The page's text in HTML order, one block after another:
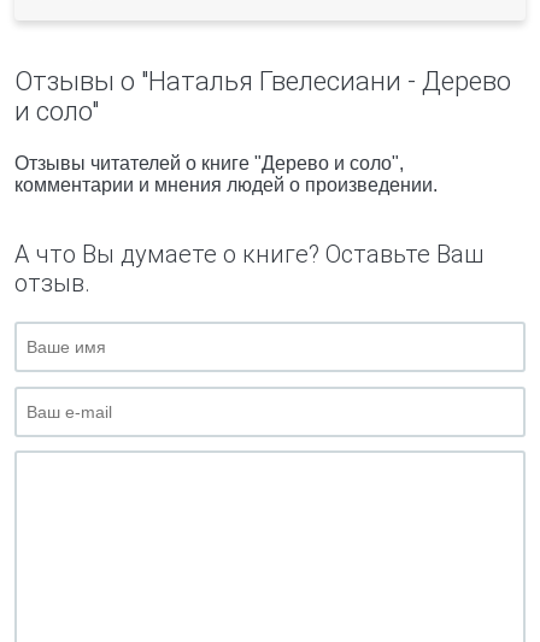
Отзывы о "Наталья Гвелесиани - Дерево
и соло"
Отзывы читателей о книге "Дерево и соло",
комментарии и мнения людей о произведении.
А что Вы думаете о книге? Оставьте Ваш
отзыв.